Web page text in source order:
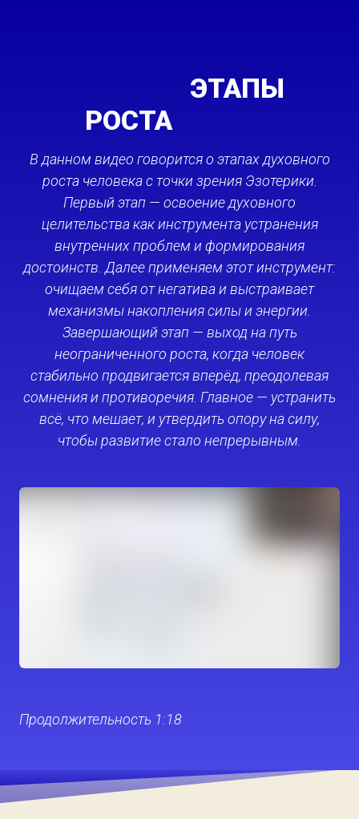
ЭТАПЫ
РОСТА
В данном видео говорится о этапах духовного
роста человека с точки зрения Эзотерики.
Первый этап — освоение духовного
целительства как инструмента устранения
внутренних проблем и формирования
достоинств. Далее применяем этот инструмент:
очищаем себя от негатива и выстраивает
механизмы накопления силы и энергии.
Завершающий этап — выход на путь
неограниченного роста, когда человек
стабильно продвигается вперёд, преодолевая
сомнения и противоречия. Главное — устранить
всё, что мешает, и утвердить опору на силу,
чтобы развитие стало непрерывным.
Продолжительность 1:18